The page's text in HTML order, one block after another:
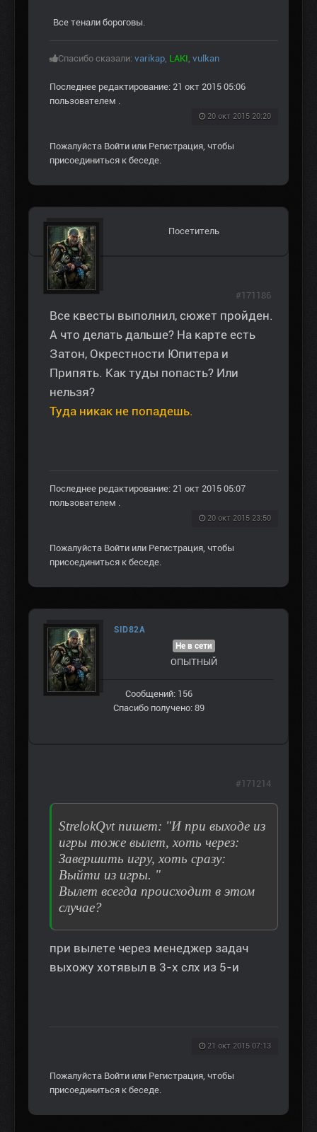
Все тенали бороговы.
Спасибо сказали: varikap, LAKI, vulkan
Последнее редактирование: 21 окт 2015 05:06
пользователем .
20 окт 2015 20:20
Пожалуйста Войти или Регистрация, чтобы
присоединиться к беседе.
Посетитель
Все квесты выполнил, сюжет пройден.
А что делать дальше? На карте есть
Затон, Окрестности Юпитера и
Припять. Как туды попасть? Или
нельзя?
Туда никак не попадешь.
Последнее редактирование: 21 окт 2015 05:07
пользователем .
20 окт 2015 23:50
#171186
Пожалуйста Войти или Регистрация, чтобы
присоединиться к беседе.
SID82A
Не в сети
ОПЫТНЫЙ
Сообщений: 156
Спасибо получено: 89
StrelokQvt пишет: "И при выходе из
игры тоже вылет, хоть через:
Завершить игру, хоть сразу:
Выйти из игры. "
Вылет всегда происходит в этом
случае?
при вылете через менеджер задач
выхожу хотявыл в 3-х слх из 5-и
21 окт 2015 07:13
#171214
Пожалуйста Войти или Регистрация, чтобы
присоединиться к беседе.